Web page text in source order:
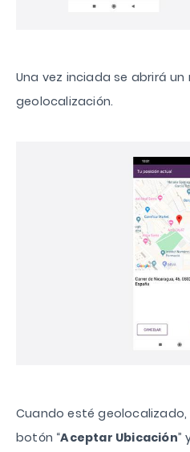
Una vez inciada se abrirá
geolocalización.
Cuando esté
botón “Aceptar Ubicación”